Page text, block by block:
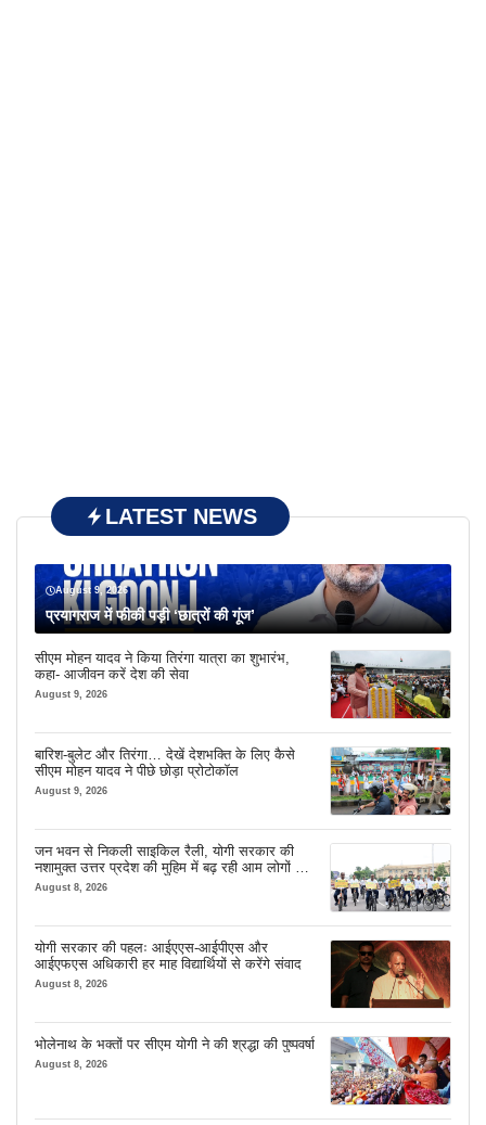
LATEST NEWS
August 9, 2026
प्रयागराज में फीकी पड़ी ‘छात्रों की गूंज’
सीएम मोहन यादव ने किया तिरंगा यात्रा का शुभारंभ,
कहा- आजीवन करें देश की सेवा
August 9, 2026
बारिश-बुलेट और तिरंगा… देखें देशभक्ति के लिए कैसे
सीएम मोहन यादव ने पीछे छोड़ा प्रोटोकॉल
August 9, 2026
जन भवन से निकली साइकिल रैली, योगी सरकार की
नशामुक्त उत्तर प्रदेश की मुहिम में बढ़ रही आम लोगों की
भागीदारी
August 8, 2026
योगी सरकार की पहलः आईएएस-आईपीएस और
आईएफएस अधिकारी हर माह विद्यार्थियों से करेंगे संवाद
August 8, 2026
भोलेनाथ के भक्तों पर सीएम योगी ने की श्रद्धा की पुष्पवर्षा
August 8, 2026